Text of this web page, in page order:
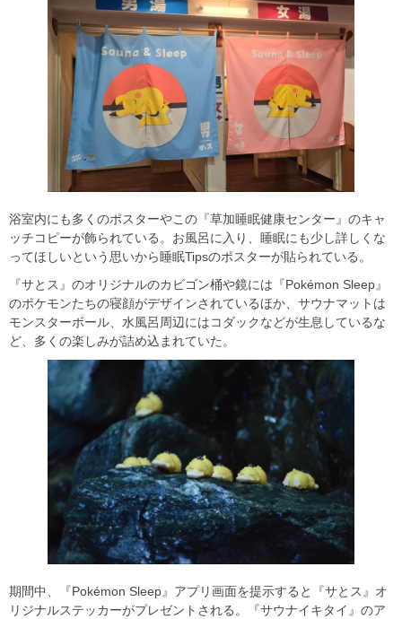
浴室内にも多くのポスターやこの『草加睡眠健康センター』のキャ
ッチコピーが飾られている。お風呂に入り、睡眠にも少し詳しくな
ってほしいという思いから睡眠Tipsのポスターが貼られている。
『サとス』のオリジナルのカビゴン桶や鏡には『Pokémon Sleep』
のポケモンたちの寝顔がデザインされているほか、サウナマットは
モンスターボール、水風呂周辺にはコダックなどが生息しているな
ど、多くの楽しみが詰め込まれていた。
期間中、『Pokémon Sleep』アプリ画面を提示すると『サとス』オ
リジナルステッカーがプレゼントされる。『サウナイキタイ』のア